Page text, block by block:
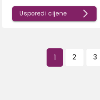
Usporedi cijene
1 2 3